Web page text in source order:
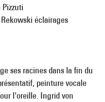
éclairages
ses racines dans la fin du
peinture vocale
l'oreille. Ingrid von